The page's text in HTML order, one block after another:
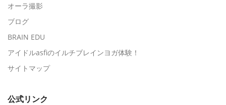
オーラ撮影
ブログ
BRAIN EDU
アイドルasfiのイルチブレインヨガ体験！
サイトマップ
公式リンク